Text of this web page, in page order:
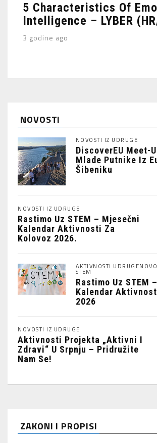
5 Characteristics Of
Intelligence – LYBER
3 godine ago
NOVOSTI
NOVOSTI IZ UDRUGE
DiscoverEU Meet-
Mlade Putnike Iz
Šibeniku
NOVOSTI IZ UDRUGE
Rastimo Uz STEM – Mjesečni
Kalendar Aktivnosti Za
Kolovoz 2026.
AKTIVNOSTI UDRUGE
STEM
Rastimo Uz STEM
Kalendar
2026
NOVOSTI IZ UDRUGE
Aktivnosti Projekta „Aktivni I
Zdravi“ U Srpnju – Pridružite
Nam Se!
ZAKONI I PROPISI